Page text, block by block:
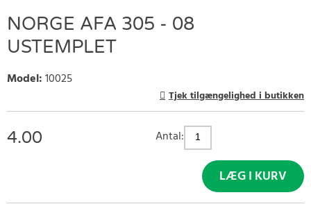
NORGE AFA 305 - 08
USTEMPLET
Model:10025
Tjek tilgængelighed i butikken
4.00 Antal:
LÆG I KURV